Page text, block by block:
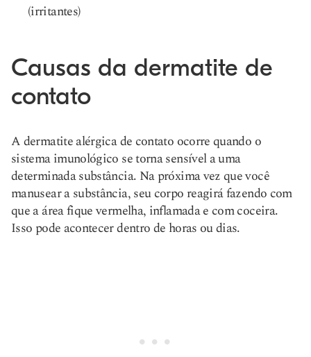
(irritantes)
Causas da dermatite de
contato
A dermatite alérgica de contato ocorre quando o
sistema imunológico se torna sensível a uma
determinada substância. Na próxima vez que você
manusear a substância, seu corpo reagirá fazendo com
que a área fique vermelha, inflamada e com coceira.
Isso pode acontecer dentro de horas ou dias.